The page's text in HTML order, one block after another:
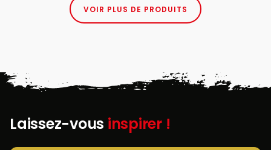
VOIR PLUS DE PRODUITS
Laissez-vous inspirer !